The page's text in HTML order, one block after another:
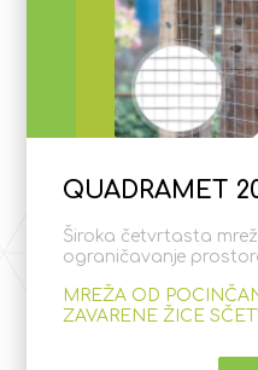
QUADRAMET
Široka četvrtasta
ograničavanje
MREŽA OD
ZAVARENE ŽICE